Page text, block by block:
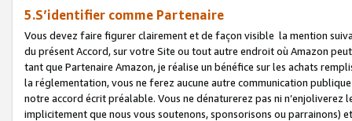
5.S’identifier comme Partenaire
Vous devez faire figurer clairement et de façon visible la mention
du présent Accord, sur votre Site ou tout autre endroit où Amazon
tant que Partenaire Amazon, je réalise un bénéfice sur les achats
la réglementation, vous ne ferez aucune autre communication
notre accord écrit préalable. Vous ne dénaturerez pas ni
implicitement que nous vous soutenons, sponsorisons ou parrainons)